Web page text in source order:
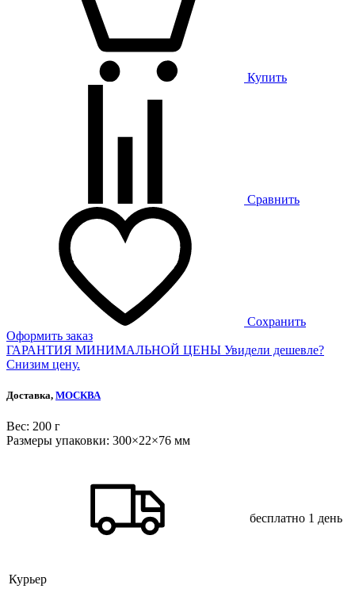
Купить
Сравнить
Сохранить
Оформить заказ
ГАРАНТИЯ МИНИМАЛЬНОЙ ЦЕНЫ Увидели дешевле?
Снизим цену.
Доставка, МОСКВА
Веc: 200 г
Размеры упаковки: 300×22×76 мм
Курьер
бесплатно 1 день